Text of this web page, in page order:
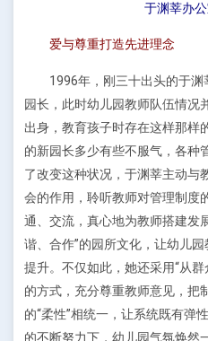
于渊莘办
爱与尊重打造先进理念
1996年，刚三十出头的于
园长，此时幼儿园教师队伍情况
出身，教育孩子时存在这样那样
的新园长多少有些不服气，各种
了改变这种状况，于渊莘主动与
会的作用，聆听教师对管理制度
通、交流，真心地为教师搭建发
谐、合作”的园所文化，让幼儿
提升。不仅如此，她还采用“从
的方式，充分尊重教师意见，把
的“柔性”相统一，让系统既有弹
的不断努力下，幼儿园气氛焕然